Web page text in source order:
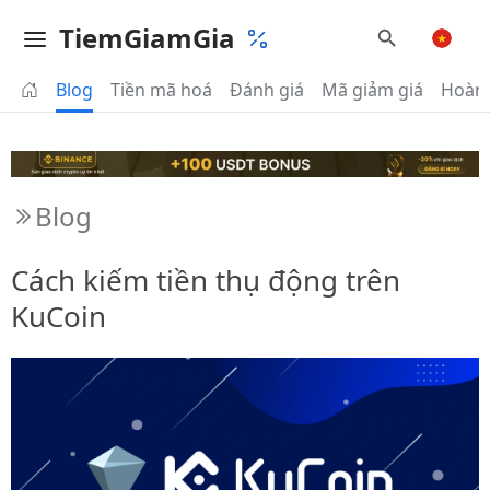
TiemGiamGia
Blog Tiền mã hoá Đánh giá Mã giảm giá
Blog
Cách kiếm tiền thụ động trên
KuCoin